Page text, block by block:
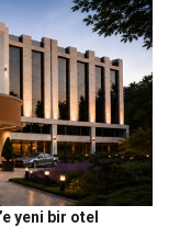
yeni bir otel